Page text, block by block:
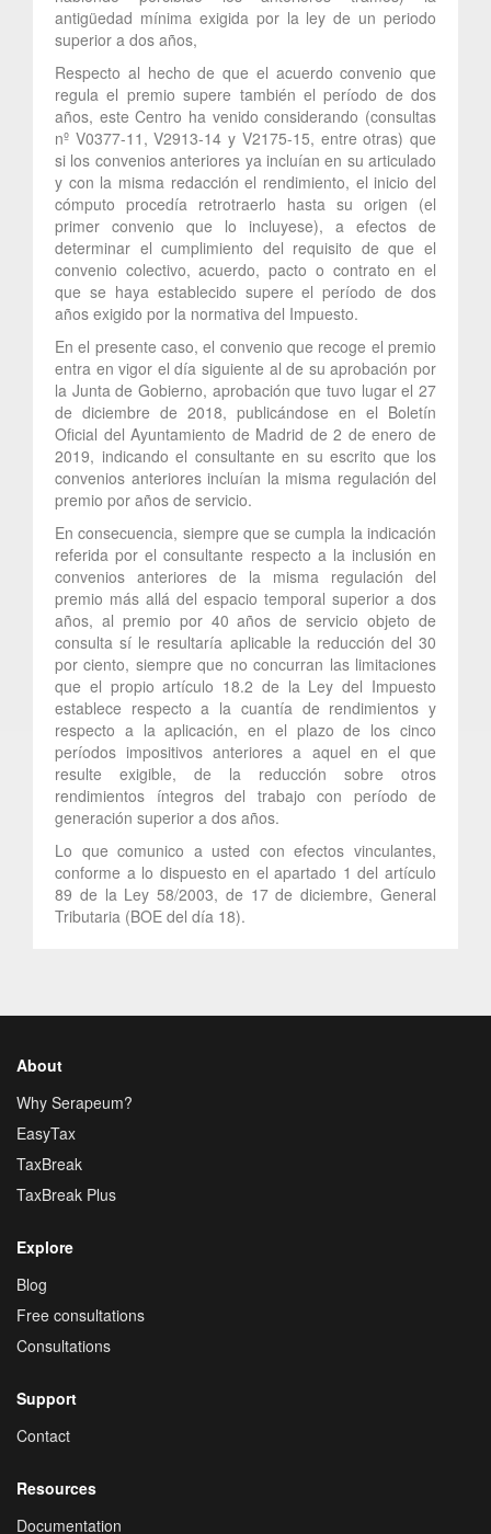
antigüedad mínima exigida por la ley de un periodo
superior a dos años,
Respecto al hecho de que el acuerdo convenio que
regula el premio supere también el período de dos
años, este Centro ha venido considerando (consultas
nº V0377-11, V2913-14 y V2175-15, entre otras) que
si los convenios anteriores ya incluían en su articulado
y con la misma redacción el rendimiento, el inicio del
cómputo procedía retrotraerlo hasta su origen (el
primer convenio que lo incluyese), a efectos de
determinar el cumplimiento del requisito de que el
convenio colectivo, acuerdo, pacto o contrato en el
que se haya establecido supere el período de dos
años exigido por la normativa del Impuesto.
En el presente caso, el convenio que recoge el premio
entra en vigor el día siguiente al de su aprobación por
la Junta de Gobierno, aprobación que tuvo lugar el 27
de diciembre de 2018, publicándose en el Boletín
Oficial del Ayuntamiento de Madrid de 2 de enero de
2019, indicando el consultante en su escrito que los
convenios anteriores incluían la misma regulación del
premio por años de servicio.
En consecuencia, siempre que se cumpla la indicación
referida por el consultante respecto a la inclusión en
convenios anteriores de la misma regulación del
premio más allá del espacio temporal superior a dos
años, al premio por 40 años de servicio objeto de
consulta sí le resultaría aplicable la reducción del 30
por ciento, siempre que no concurran las limitaciones
que el propio artículo 18.2 de la Ley del Impuesto
establece respecto a la cuantía de rendimientos y
respecto a la aplicación, en el plazo de los cinco
períodos impositivos anteriores a aquel en el que
resulte exigible, de la reducción sobre otros
rendimientos íntegros del trabajo con período de
generación superior a dos años.
Lo que comunico a usted con efectos vinculantes,
conforme a lo dispuesto en el apartado 1 del artículo
89 de la Ley 58/2003, de 17 de diciembre, General
Tributaria (BOE del día 18).
About
Why Serapeum?
EasyTax
TaxBreak
TaxBreak Plus
Explore
Blog
Free consultations
Consultations
Support
Contact
Resources
Documentation